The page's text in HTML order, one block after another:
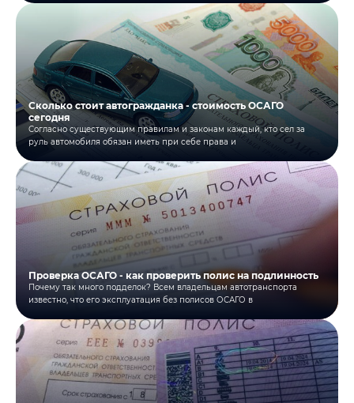
Сколько стоит автогражданка - стоимость ОСАГО
сегодня
Согласно существующим правилам и законам каждый, кто сел за
руль автомобиля обязан иметь при себе права и
Проверка ОСАГО - как проверить полис на подлинность
Почему так много подделок? Всем владельцам автотранспорта
известно, что его эксплуатация без полисов ОСАГО в